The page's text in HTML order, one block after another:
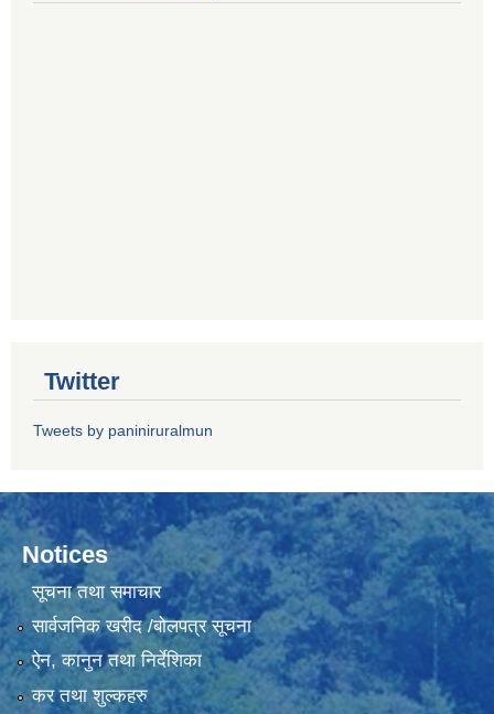
Twitter
Tweets by paniniruralmun
Notices
सूचना तथा समाचार
सार्वजनिक खरीद /बोलपत्र सूचना
ऐन, कानुन तथा निर्देशिका
कर तथा शुल्कहरु